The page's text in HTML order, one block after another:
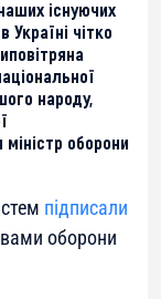
існуючих
Україні чітко
народу,
оборони
підписали
оборони